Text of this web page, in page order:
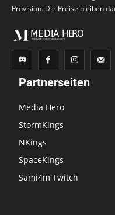
Provision. Die Preise bleiben
Partnerseiten
Media Hero
StormKings
NKings
SpaceKings
Sami4m Twitch